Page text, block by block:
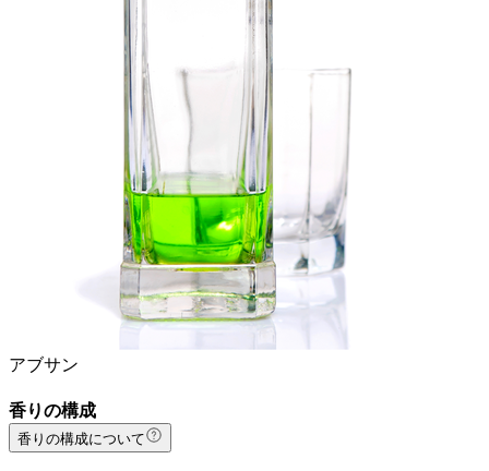
アブサン
香りの構成
香りの構成について